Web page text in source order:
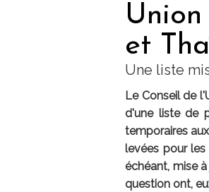
et
Une liste
Le Conseil de
d'une liste de
temporaires
levées pour
échéant, mise
question ont,